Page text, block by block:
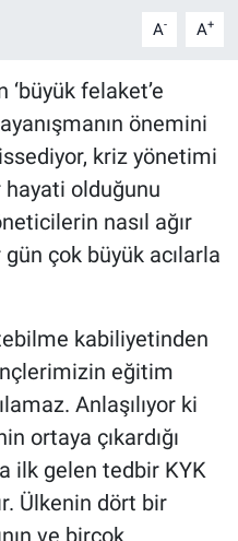
A- A+
‘büyük felaket’e
önemini
kriz yönetimi
hayati olduğunu
nasıl ağır
gün çok büyük acılarla
kabiliyetinden
eğitim
Anlaşılıyor ki
ortaya çıkardığı
ilk gelen tedbir KYK
Ülkenin dört bir
ve birçok